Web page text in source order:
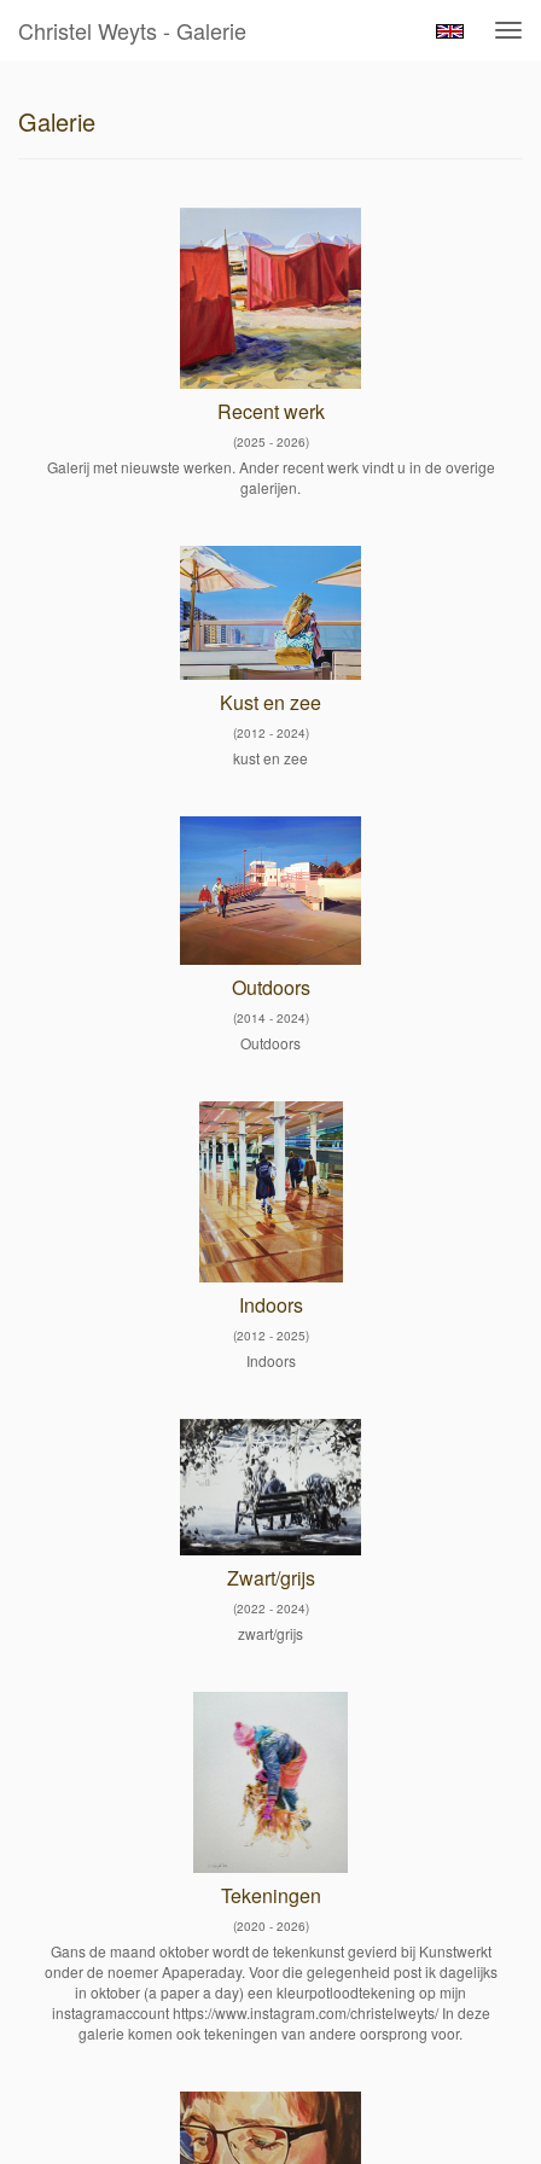
Christel Weyts - Galerie
Galerie
Recent werk
(2025 - 2026)
Galerij met nieuwste werken. Ander recent werk vindt u in de overige
galerijen.
Kust en zee
(2012 - 2024)
kust en zee
Outdoors
(2014 - 2024)
Outdoors
Indoors
(2012 - 2025)
Indoors
Zwart/grijs
(2022 - 2024)
zwart/grijs
Tekeningen
(2020 - 2026)
Gans de maand oktober wordt de tekenkunst gevierd bij Kunstwerkt
onder de noemer Apaperaday. Voor die gelegenheid post ik dagelijks
in oktober (a paper a day) een kleurpotloodtekening op mijn
instagramaccount https://www.instagram.com/christelweyts/ In deze
galerie komen ook tekeningen van andere oorsprong voor.